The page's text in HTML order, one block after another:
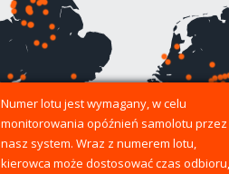
Numer lotu jest wymagany, w celu
monitorowania opóźnień samolotu przez
nasz system. Wraz z numerem lotu,
kierowca może dostosować czas odbioru,